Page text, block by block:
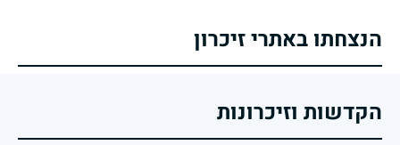
הנצחתו באתרי זיכרון
הקדשות וזיכרונות